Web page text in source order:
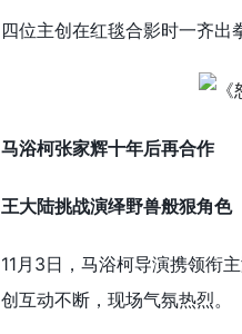
四位主创在红毯合影时一齐出
马浴柯张家辉十年后再合作
王大陆挑战演绎野兽般狠角色
11月3日，马浴柯导演携领衔
创互动不断，现场气氛热烈。